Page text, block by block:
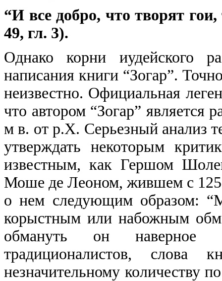
“И все добро, что творят
49, гл. 3).
Однако корни иудейского
написания книги “Зогар”.
неизвестно. Официальная
что автором “Зогар”
м в. от р.Х. Серьезный анализ
утверждать некоторым
известным, как Гершом
Моше де Леоном, жившем с
о нем следующим образом:
корыстным или набожным
обмануть он наверное
традиционалистов, слова
незначительному количеству